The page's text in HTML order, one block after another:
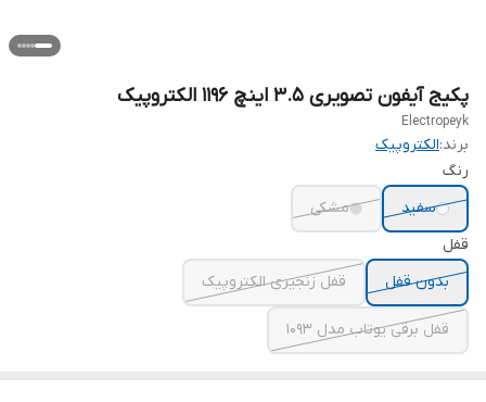
پکیج آیفون تصویری ۳.۵ اینچ ۱۱۹۶ الکتروپیک
Electropeyk
برند:الکتروپیک
رنگ
سفید
مشکی
قفل
بدون قفل
قفل زنجیری الکتروپیک
قفل برقی یوتاب مدل 1093